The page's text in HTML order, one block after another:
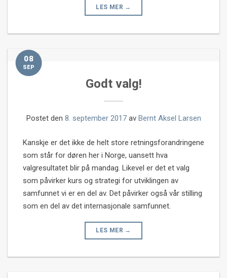
LES MER →
08
SEP
Godt valg!
Postet den 8. september 2017av Bernt Aksel Larsen
Kanskje er det ikke de helt store retningsforandringene
som står for døren her i Norge, uansett hva
valgresultatet blir på mandag. Likevel er det et valg
som påvirker kurs og strategi for utviklingen av
samfunnet vi er en del av. Det påvirker også vår stilling
som en del av det internasjonale samfunnet.
LES MER →